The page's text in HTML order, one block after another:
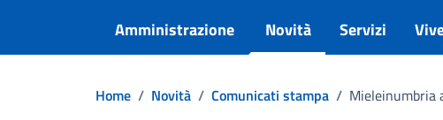
Amministrazione Novità Servizi
Home / Novità / Comunicati stampa / Mieleinumbria